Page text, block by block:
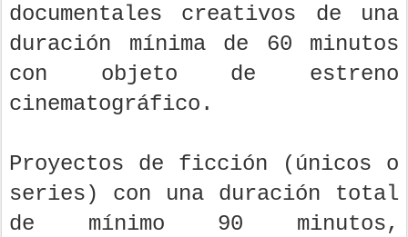
documentales creativos de una
duración mínima de 60 minutos
con objeto de estreno
cinematográfico.
Proyectos de ficción (únicos o
series) con una duración total
de mínimo 90 minutos,